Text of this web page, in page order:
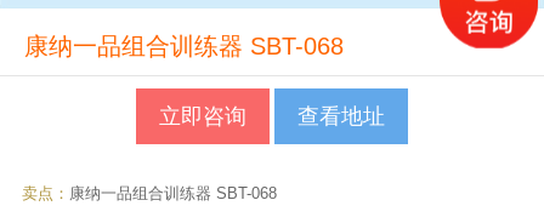
康纳一品组合训练器 SBT-068
立即咨询 查看地址
卖点： 康纳一品组合训练器 SBT-068